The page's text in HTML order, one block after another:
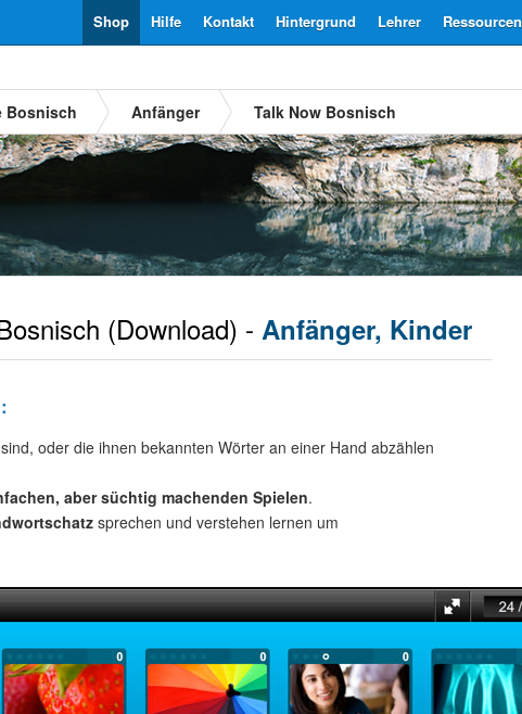
Ressourcen
Lehrer
Hintergrund
Kontakt
Hilfe
Shop
Bosnisch Anfänger Talk Now Bosnisch
(Download) - Anfänger, Kinder
oder die ihnen bekannten Wörter an einer Hand abzählen
aber süchtig machenden Spielen.
sprechen und verstehen lernen um